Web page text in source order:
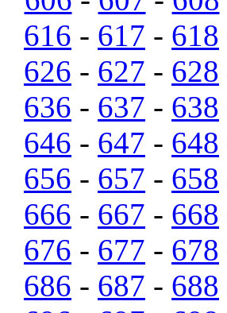
616 - 617 - 618
626 - 627 - 628
636 - 637 - 638
646 - 647 - 648
656 - 657 - 658
666 - 667 - 668
676 - 677 - 678
686 - 687 - 688